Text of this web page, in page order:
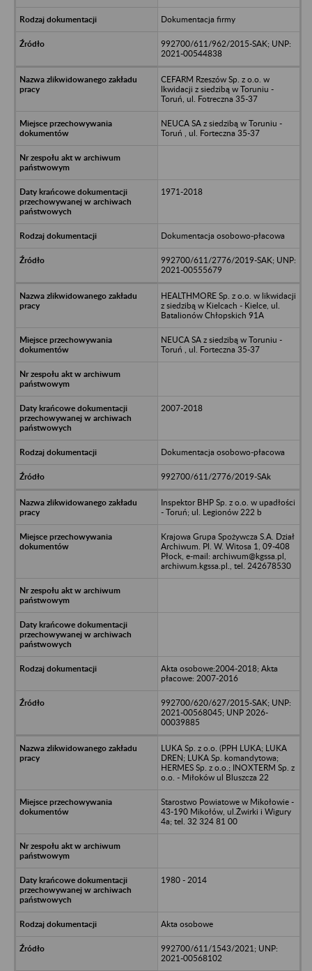
Dokumentacja firmy
992700/611/962/2015-SAK; UNP:
2021-00544838
CEFARM Rzeszów Sp. z o.o. w
lkwidacji z siedzibą w Toruniu -
Toruń, ul. Fotreczna 35-37
NEUCA SA z siedzibą w Toruniu -
Toruń , ul. Forteczna 35-37
1971-2018
Dokumentacja osobowo-płacowa
992700/611/2776/2019-SAK; UNP:
2021-00555679
HEALTHMORE Sp. z o.o. w likwidacji
z siedzibą w Kielcach - Kielce, ul.
Batalionów Chłopskich 91A
NEUCA SA z siedzibą w Toruniu -
Toruń , ul. Forteczna 35-37
2007-2018
Dokumentacja osobowo-płacowa
992700/611/2776/2019-SAk
Inspektor BHP Sp. z o.o. w upadłości
- Toruń; ul. Legionów 222 b
Krajowa Grupa Spożywcza S.A. Dział
Archiwum. Pl. W. Witosa 1, 09-408
Płock, e-mail: archiwum@kgssa.pl,
archiwum.kgssa.pl., tel. 242678530
Akta osobowe:2004-2018; Akta
płacowe: 2007-2016
992700/620/627/2015-SAK; UNP:
2021-00568045; UNP 2026-
00039885
LUKA Sp. z o.o. (PPH LUKA; LUKA
DREN; LUKA Sp. komandytowa;
HERMES Sp. z o.o.; INOXTERM Sp. z
o.o. - Miłoków ul Bluszcza 22
Starostwo Powiatowe w Mikołowie -
43-190 Mikołów, ul.Żwirki i Wigury
4a; tel. 32 324 81 00
1980 - 2014
Akta osobowe
992700/611/1543/2021; UNP:
2021-00568102